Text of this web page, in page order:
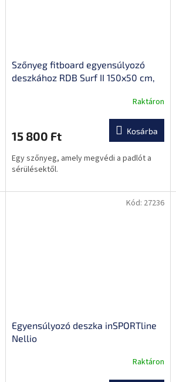
Szőnyeg fitboard egyensúlyozó
deszkához RDB Surf II 150x50 cm,
Raktáron
15 800 Ft Kosárba
Egy szőnyeg, amely megvédi a padlót a
sérülésektől.
Egyensúlyozó deszka inSPORTline
Nellio
Raktáron
Kód: 27236